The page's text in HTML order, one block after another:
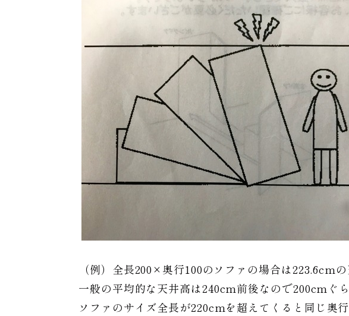
（例）全長200×奥行100のソファの場合は223.6cmの
一般の平均的な天井高は240cm前後なので200cmぐ
ソファのサイズ全長が220cmを超えてくると同じ奥